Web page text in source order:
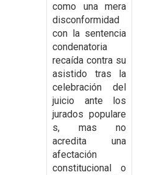
como una mera
disconformidad
con la sentencia
condenatoria
recaída contra su
asistido tras la
celebración del
juicio ante los
jurados populare
s, mas no
acredita una
afectación
constitucional o